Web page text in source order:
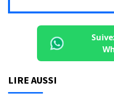
LIRE AUSSI